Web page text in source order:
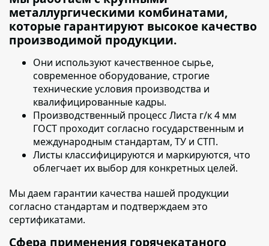
металлургическими комбинатами,
которые гарантируют высокое качество
производимой продукции.
Они используют качественное сырье,
современное оборудование, строгие
технические условия производства и
квалифицированные кадры.
Производственный процесс Листа г/к 4 мм
ГОСТ проходит согласно государственным и
международным стандартам, ТУ и СТП.
Листы классифицируются и маркируются, что
облегчает их выбор для конкретных целей.
Мы даем гарантии качества нашей продукции
согласно стандартам и подтверждаем это
сертификатами.
Сфера применения горячекатаного